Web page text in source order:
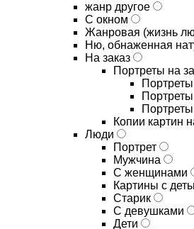
жанр другое
С окном
Жанровая (жизнь
Ню, обнаженная
На заказ
Портреты на
Копии картин
Люди
Портрет
Мужчина
С женщинами
Картины с
Старик
С девушками
Дети